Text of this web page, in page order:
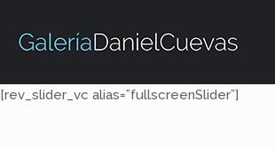
[rev_slider_vc alias=”fullscreenSlider”]